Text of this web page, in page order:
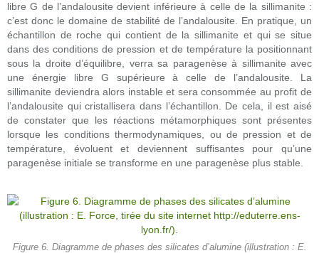
libre G de l’andalousite devient inférieure à celle de la sillimanite :
c’est donc le domaine de stabilité de l’andalousite. En pratique, un
échantillon de roche qui contient de la sillimanite et qui se situe
dans des conditions de pression et de température la positionnant
sous la droite d’équilibre, verra sa paragenèse à sillimanite avec
une énergie libre G supérieure à celle de l’andalousite. La
sillimanite deviendra alors instable et sera consommée au profit de
l’andalousite qui cristallisera dans l’échantillon. De cela, il est aisé
de constater que les réactions métamorphiques sont présentes
lorsque les conditions thermodynamiques, ou de pression et de
température, évoluent et deviennent suffisantes pour qu’une
paragenèse initiale se transforme en une paragenèse plus stable.
Figure 6. Diagramme de phases des silicates d’alumine (illustration : E.